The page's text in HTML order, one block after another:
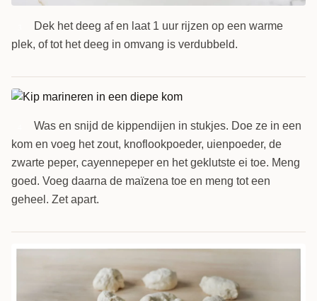
Dek het deeg af en laat 1 uur rijzen op een warme
plek, of tot het deeg in omvang is verdubbeld.
Was en snijd de kippendijen in stukjes. Doe ze in een
kom en voeg het zout, knoflookpoeder, uienpoeder, de
zwarte peper, cayennepeper en het geklutste ei toe. Meng
goed. Voeg daarna de maïzena toe en meng tot een
geheel. Zet apart.